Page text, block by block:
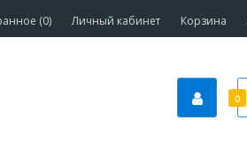
(0) Личный кабинет Корзина
0